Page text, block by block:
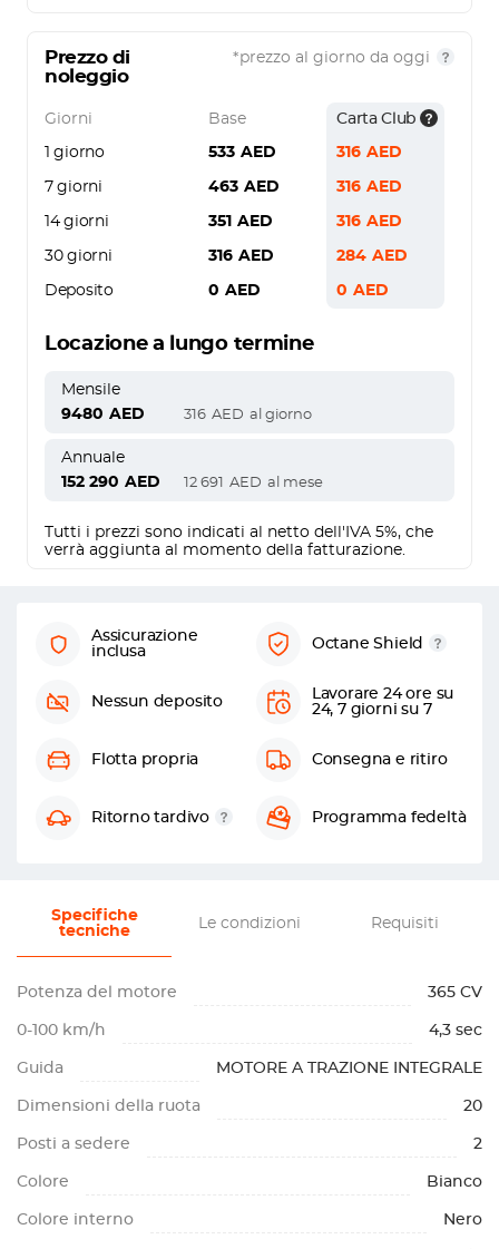
Prezzo di
noleggio
*prezzo al giorno da oggi
Giorni Base Carta Club
1 giorno 533 AED 316 AED
7 giorni 463 AED 316 AED
14 giorni 351 AED 316 AED
30 giorni 316 AED 284 AED
Deposito 0 AED 0 AED
Locazione a lungo termine
Mensile
9480 AED 316 AED al giorno
Annuale
152 290 AED 12 691 AED al mese
Tutti i prezzi sono indicati al netto dell'IVA 5%, che
verrà aggiunta al momento della fatturazione.
Assicurazione
inclusa
Octane Shield
Nessun deposito
Lavorare 24 ore su
24, 7 giorni su 7
Flotta propria Consegna e ritiro
Ritorno tardivo Programma fedeltà
Specifiche
tecniche
Le condizioni Requisiti
Potenza del motore 365 CV
0-100 km/h 4,3 sec
Guida MOTORE A TRAZIONE INTEGRALE
Dimensioni della ruota 20
Posti a sedere 2
Colore Bianco
Colore interno Nero